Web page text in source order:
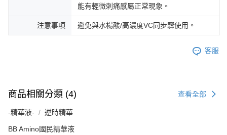
能有輕微刺痛感屬正常現象。
注意事項 避免與水楊酸/高濃度VC同步驟使用。
客服
商品相關分類 (4) 查看全部
-精華液- 逆時精華
BB Amino國民精華液